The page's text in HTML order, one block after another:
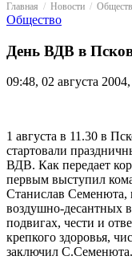
Главная Новости
Общество
День ВДВ в
09:48, 02 августа
1 августа в 11.30 в
стартовали
ВДВ. Как передает
первым выступил
Станислав Семенюта,
воздушно-десантных
подвигах, чести и
крепкого здоровья,
заключил С.Семенюта.